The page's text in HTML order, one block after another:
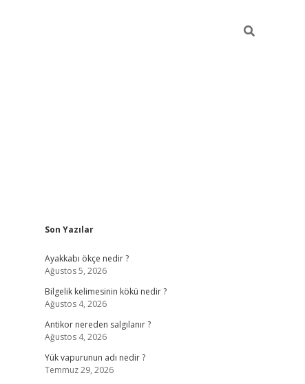
Sidebar
Son Yazılar
Ayakkabı ökçe nedir ?
Ağustos 5, 2026
Bilgelik kelimesinin kökü nedir ?
Ağustos 4, 2026
Antikor nereden salgılanır ?
Ağustos 4, 2026
Yük vapurunun adı nedir ?
Temmuz 29, 2026